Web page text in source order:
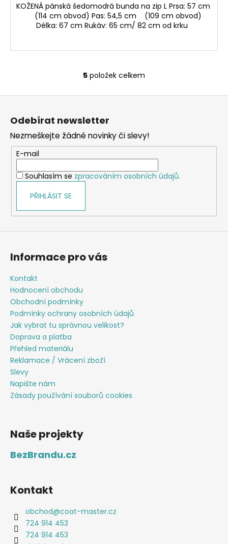
KOŽENÁ pánská šedomodrá bunda na zip L Prsa: 57 cm
(114 cm obvod) Pas: 54,5 cm (109 cm obvod)
Délka: 67 cm Rukáv: 65 cm/ 82 cm od krku
O
v
a
c
í
p
r
y
5 položek celkem
Z
Odebírat newsletter
Nezmeškejte žádné novinky či slevy!
E-mail
Souhlasím se zpracováním osobních údajů.
PŘIHLÁSIT SE
Informace pro vás
Kontakt
Hodnocení obchodu
Obchodní podmínky
Podmínky ochrany osobních údajů
Jak vybrat tu správnou velikost?
Doprava a platba
Přehled materiálu
Reklamace / Vrácení zboží
Slevy
Napište nám
Zásady používání souborů cookies
Naše projekty
BezBrandu.cz
Kontakt
obchod@coat-master.cz
724 914 453
724 914 453